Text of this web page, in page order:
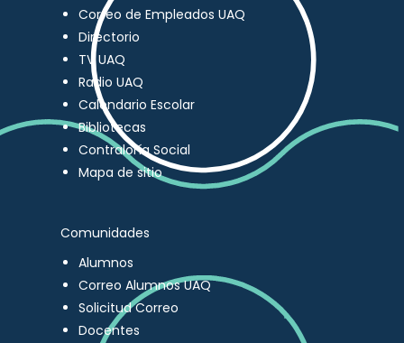
Correo de Empleados UAQ
Directorio
TV UAQ
Radio UAQ
Calendario Escolar
Bibliotecas
Contraloría Social
Mapa de sitio
Comunidades
Alumnos
Correo Alumnos UAQ
Solicitud Correo
Docentes